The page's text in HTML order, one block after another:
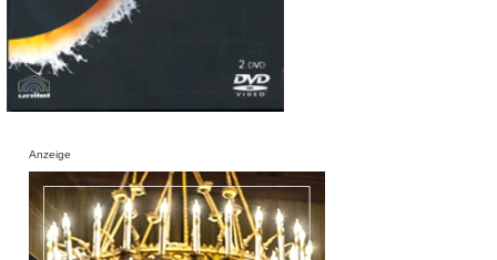
Anzeige